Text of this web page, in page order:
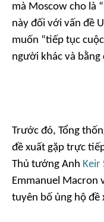
mà Moscow cho là
này đối với vấn đề
muốn “tiếp tục
người khác và bằng
Trước đó, Tổng
đề xuất gặp trực
Thủ tướng Anh Keir
Emmanuel Macron
tuyên bố ủng hộ đề